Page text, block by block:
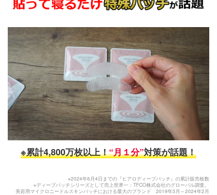
※累計4,800万枚以上！“月１分”対策が話題！
※2024年6月4日までの『ヒアロディープパッチ』の累計販売枚数
※ディープパッチシリーズとして売上世界一：TFCO株式会社のグローバル調査。
美容用マイクロニードルスキンパッチにおける最大のブランド 2019年3月～2024年2月